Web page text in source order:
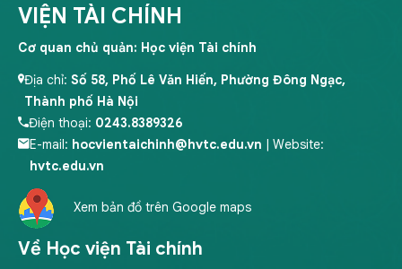
Về Học viện Tài chính
VIỆN TÀI CHÍNH
Cơ quan chủ quản: Học viện Tài chính
Địa chỉ: Số 58, Phố Lê Văn Hiến, Phường Đông Ngạc,
Thành phố Hà Nội
Điện thoại: 0243.8389326
E-mail: hocvientaichinh@hvtc.edu.vn
| Website:
hvtc.edu.vn
Xem bản đồ trên Google maps